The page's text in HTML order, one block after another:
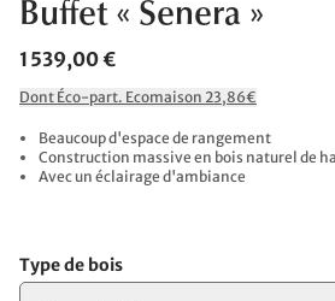
Buffet « Senera »
1 539,00 €
Dont Éco-part. Ecomaison 23,86€
Beaucoup d'espace de rangement
Construction massive en bois naturel de
Avec un éclairage d'ambiance
Type de bois